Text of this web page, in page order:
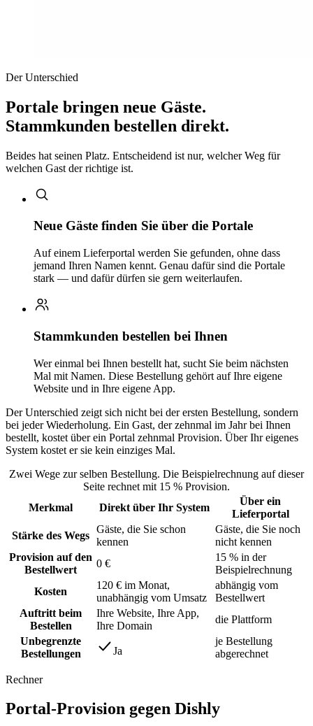
Der Unterschied
Portale bringen neue Gäste.
Stammkunden bestellen direkt.
Beides hat seinen Platz. Entscheidend ist nur, welcher Weg für
welchen Gast der richtige ist.
Neue Gäste finden Sie über die Portale
Auf einem Lieferportal werden Sie gefunden, ohne dass
jemand Ihren Namen kennt. Genau dafür sind die Portale
stark — und dafür dürfen sie gern weiterlaufen.
Stammkunden bestellen bei Ihnen
Wer einmal bei Ihnen bestellt hat, sucht Sie beim nächsten
Mal mit Namen. Diese Bestellung gehört auf Ihre eigene
Website und in Ihre eigene App.
Der Unterschied zeigt sich nicht bei der ersten Bestellung, sondern
bei jeder Wiederholung. Ein Gast, der zehnmal im Jahr bei Ihnen
bestellt, kostet über ein Portal zehnmal Provision. Über Ihr eigenes
System kostet er sie kein einziges Mal.
Zwei Wege zur selben Bestellung. Die Beispielrechnung auf dieser
Seite rechnet mit 15 % Provision.
Merkmal
Direkt über Ihr System
Über ein
Lieferportal
Stärke des Wegs
Gäste, die Sie schon
kennen
Gäste, die Sie noch
nicht kennen
Provision auf den
Bestellwert
0 €
15 % in der
Beispielrechnung
Kosten
120 € im Monat,
unabhängig vom Umsatz
abhängig vom
Bestellwert
Auftritt beim
Bestellen
Ihre Website, Ihre App,
Ihre Domain
die Plattform
Unbegrenzte
Bestellungen
Ja
je Bestellung
abgerechnet
Rechner
Portal-Provision gegen Dishly